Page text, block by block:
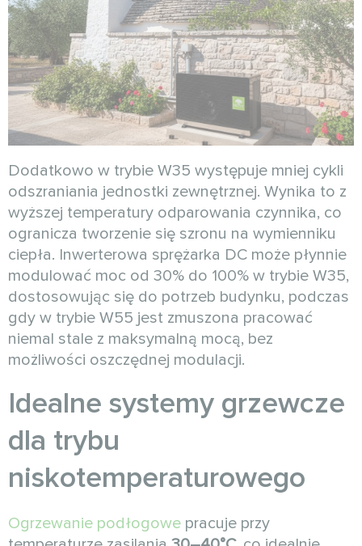
Dodatkowo w trybie W35 występuje mniej cykli
odszraniania jednostki zewnętrznej. Wynika to z
wyższej temperatury odparowania czynnika, co
ogranicza tworzenie się szronu na wymienniku
ciepła. Inwerterowa sprężarka DC może płynnie
modulować moc od 30% do 100% w trybie W35,
dostosowując się do potrzeb budynku, podczas
gdy w trybie W55 jest zmuszona pracować
niemal stale z maksymalną mocą, bez
możliwości oszczędnej modulacji.
Idealne systemy grzewcze
dla trybu
niskotemperaturowego
Ogrzewanie podłogowe pracuje przy